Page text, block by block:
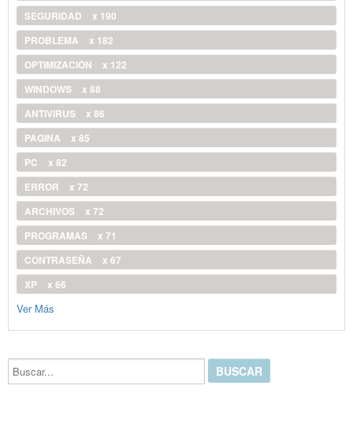
SEGURIDAD
x 190
PROBLEMA
x 182
OPTIMIZACIÓN
x 122
WINDOWS
x 88
ANTIVIRUS
x 86
PAGINA
x 85
PC
x 82
ERROR
x 72
ARCHIVOS
x 72
PROGRAMAS
x 71
CONTRASEÑA
x 67
XP
x 66
Ver Más
Buscar...